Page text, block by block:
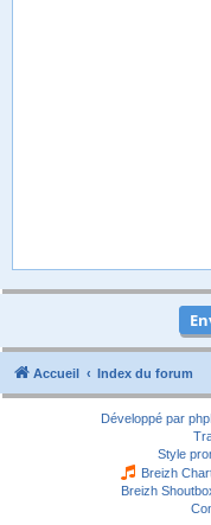
Accueil Index du forum
Développé par
Style
Breizh
Breizh